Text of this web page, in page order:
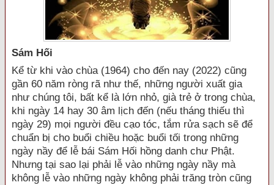
Sám Hối
Kể từ khi vào chùa (1964) cho đến nay (2022) cũng
gần 60 năm ròng rã như thế, những người xuất gia
như chúng tôi, bất kể là lớn nhỏ, già trẻ ở trong chùa,
khi ngày 14 hay 30 âm lịch đến (nếu tháng thiếu thì
ngày 29) mọi người đều cạo tóc, tắm rửa sạch sẽ để
chuẩn bị cho buổi chiều hoặc buổi tối trong những
ngày nầy để lễ bái Sám Hối hồng danh chư Phật.
Nhưng tại sao lại phải lễ vào những ngày nầy mà
không lễ vào những ngày không phải trăng tròn cũng